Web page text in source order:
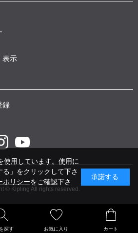
探す お気に入り カート
表示
録
© Kipling All rights reserved.
使用しています。使用に
」をクリックして下さ
ポリシーをご確認下さ
承諾する